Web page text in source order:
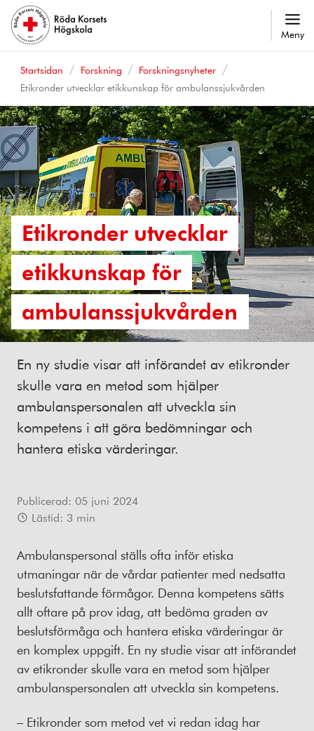
Meny
Startsidan Forskning
Forskningsnyheter
Etikronder utvecklar etikkunskap för ambulanssjukvården
Etikronder utvecklar
etikkunskap för
ambulanssjukvården
En ny studie visar att införandet av etikronder
skulle vara en metod som hjälper
ambulanspersonalen att utveckla sin
kompetens i att göra bedömningar och
hantera etiska värderingar.
Publicerad: 05 juni 2024
Lästid: 3 min
Ambulanspersonal ställs ofta inför etiska
utmaningar när de vårdar patienter med nedsatta
beslutsfattande förmågor. Denna kompetens sätts
allt oftare på prov idag, att bedöma graden av
beslutsförmåga och hantera etiska värderingar är
en komplex uppgift. En ny studie visar att införandet
av etikronder skulle vara en metod som hjälper
ambulanspersonalen att utveckla sin kompetens.
– Etikronder som metod vet vi redan idag har